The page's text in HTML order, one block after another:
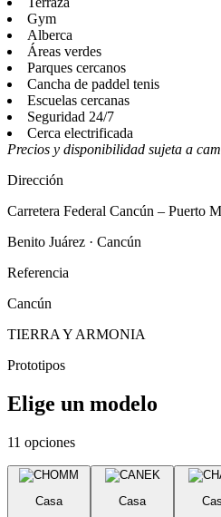
Gym
Alberca
Áreas verdes
Parques cercanos
Cancha de paddel tenis
Escuelas cercanas
Seguridad 24/7
Cerca electrificada
Precios y disponibilidad sujeta a
Dirección
Carretera Federal Cancún – Puerto
Benito Juárez · Cancún
Referencia
Cancún
TIERRA Y ARMONIA
Prototipos
Elige un modelo
11 opciones
Casa Casa